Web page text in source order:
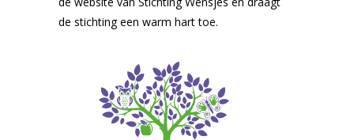
de stichting een warm hart toe.